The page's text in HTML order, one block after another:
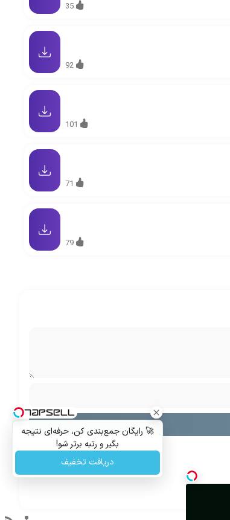
35
92
101
71
79
🚀 رایگان جمع‌بندی کن، حرفه‌ای نتیجه
بگیر و رتبه برتر شو!
دریافت تخفیف